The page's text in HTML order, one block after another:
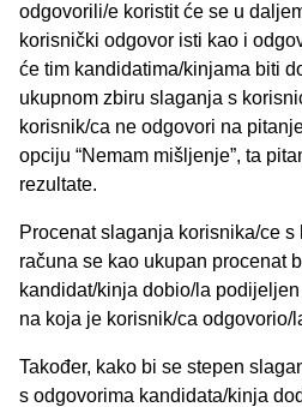
odgovorili/e koristit će se u
korisnički odgovor isti kao i
će tim kandidatima/kinjama biti
ukupnom zbiru slaganja s
korisnik/ca ne odgovori na
opciju “Nemam mišljenje”, ta
rezultate.
Procenat slaganja korisnika/ce
računa se kao ukupan procenat
kandidat/kinja dobio/la
na koja je korisnik/ca odgovorio/
Također, kako bi se stepen
s odgovorima kandidata/kinja